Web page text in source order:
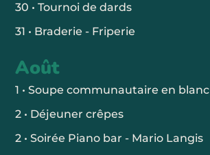
30 • Tournoi de dards
31 • Braderie - Friperie
Août
1 • Soupe communautaire en blanc
2 • Déjeuner crêpes
2 • Soirée Piano bar - Mario Langis